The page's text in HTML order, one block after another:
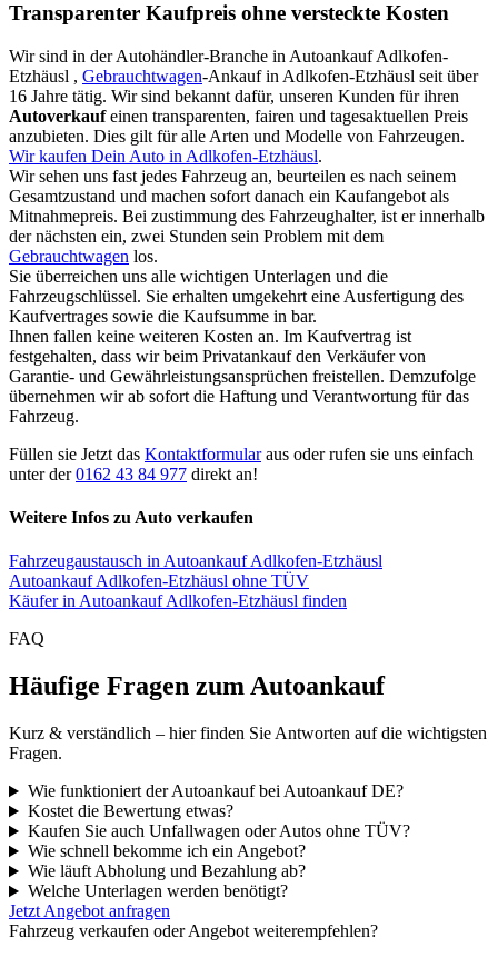
Transparenter Kaufpreis ohne versteckte Kosten
Wir sind in der Autohändler-Branche in Autoankauf Adlkofen-
Etzhäusl , Gebrauchtwagen-Ankauf in Adlkofen-Etzhäusl seit über
16 Jahre tätig. Wir sind bekannt dafür, unseren Kunden für ihren
Autoverkaufeinen transparenten, fairen und tagesaktuellen Preis
anzubieten. Dies gilt für alle Arten und Modelle von Fahrzeugen.
Wir kaufen Dein Auto in Adlkofen-Etzhäusl.
Wir sehen uns fast jedes Fahrzeug an, beurteilen es nach seinem
Gesamtzustand und machen sofort danach ein Kaufangebot als
Mitnahmepreis. Bei zustimmung des Fahrzeughalter, ist er innerhalb
der nächsten ein, zwei Stunden sein Problem mit dem
Gebrauchtwagen los.
Sie überreichen uns alle wichtigen Unterlagen und die
Fahrzeugschlüssel. Sie erhalten umgekehrt eine Ausfertigung des
Kaufvertrages sowie die Kaufsumme in bar.
Ihnen fallen keine weiteren Kosten an. Im Kaufvertrag ist
festgehalten, dass wir beim Privatankauf den Verkäufer von
Garantie- und Gewährleistungsansprüchen freistellen. Demzufolge
übernehmen wir ab sofort die Haftung und Verantwortung für das
Fahrzeug.
Füllen sie Jetzt das Kontaktformularaus oder rufen sie uns einfach
unter der0162 43 84 977 direkt an!
Weitere Infos zu Auto verkaufen
Fahrzeugaustausch in Autoankauf Adlkofen-Etzhäusl
Autoankauf Adlkofen-Etzhäusl ohne TÜV
Käufer in Autoankauf Adlkofen-Etzhäusl finden
FAQ
Häufige Fragen zum Autoankauf
Kurz & verständlich – hier finden Sie Antworten auf die wichtigsten
Fragen.
Wie funktioniert der Autoankauf bei Autoankauf DE?
Kostet die Bewertung etwas?
Kaufen Sie auch Unfallwagen oder Autos ohne TÜV?
Wie schnell bekomme ich ein Angebot?
Wie läuft Abholung und Bezahlung ab?
Welche Unterlagen werden benötigt?
Jetzt Angebot anfragen
Fahrzeug verkaufen oder Angebot weiterempfehlen?